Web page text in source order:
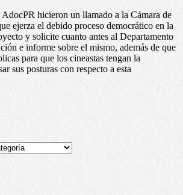
AdocPR hicieron un llamado a la Cámara de
ejerza el debido proceso democrático en la
y solicite cuanto antes al Departamento
e informe sobre el mismo, además de que
para que los cineastas tengan la
sus posturas con respecto a esta